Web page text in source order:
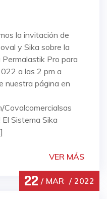
la invitación de
y Sika sobre la
Pro para
a las 2 pm a
nuestra página en
Sistema Sika
VER MÁS
22 MAR 2022